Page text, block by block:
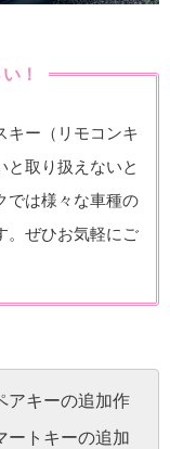
！
キー（リモコンキ
と取り扱えないと
では様々な車種の
。ぜひお気軽にご
アキーの追加作
ートキーの追加